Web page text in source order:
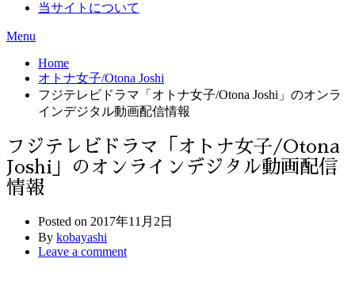
当サイトについて
Menu
Home
オトナ女子/Otona Joshi
フジテレビドラマ「オトナ女子/Otona Joshi」のオンラ
インデジタル動画配信情報
フジテレビドラマ「オトナ女子/Otona
Joshi」のオンラインデジタル動画配信
情報
Posted on 2017年11月2日
By kobayashi
Leave a comment